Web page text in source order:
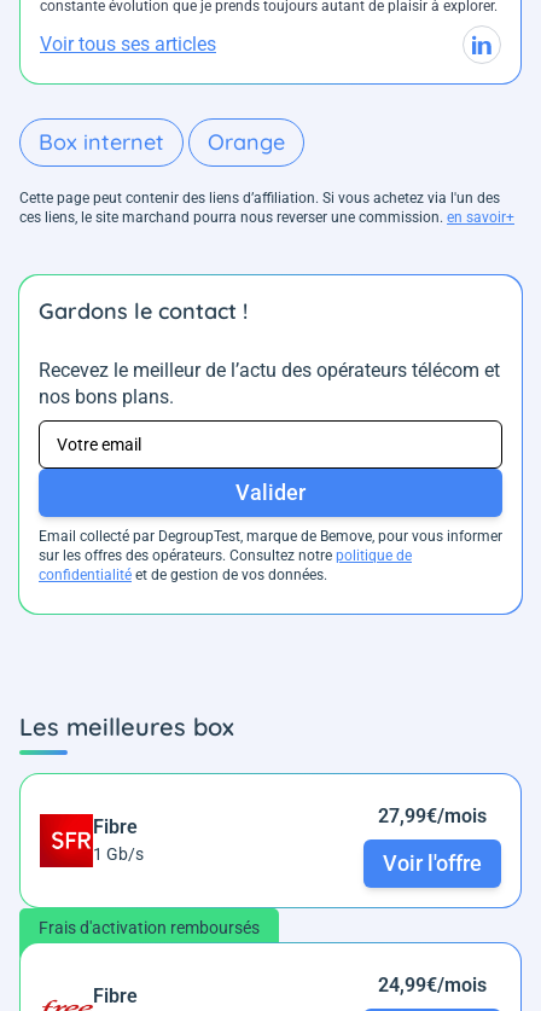
constante évolution que je prends toujours autant de plaisir à explorer.
Voir tous ses articles
Box internet Orange
Cette page peut contenir des liens d’affiliation. Si vous achetez via l'un des
ces liens, le site marchand pourra nous reverser une commission. en savoir+
Gardons le contact !
Recevez le meilleur de l’actu des opérateurs télécom et
nos bons plans.
Valider
Email collecté par DegroupTest, marque de Bemove, pour vous informer
sur les offres des opérateurs. Consultez notre politique de
confidentialité et de gestion de vos données.
Les meilleures box
Fibre
1 Gb/s
27,99€/mois
Voir l'offre
Frais d'activation remboursés
Fibre 24,99€/mois